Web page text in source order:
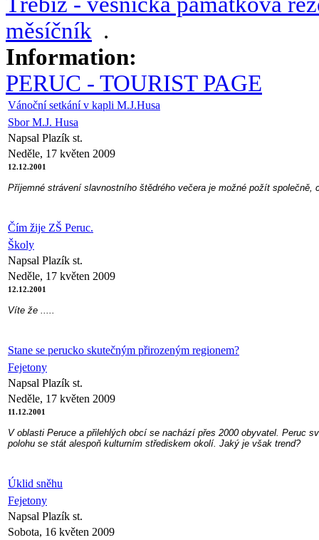
měsíčník .
Information:
PERUC - TOURIST PAGE
Vánoční setkání v kapli M.J.Husa
Sbor M.J. Husa
Napsal Plazík st.
Neděle, 17 květen 2009
12.12.2001
Příjemné strávení slavnostního štědrého večera je možné požít společně,
Čím žije ZŠ Peruc.
Školy
Napsal Plazík st.
Neděle, 17 květen 2009
12.12.2001
Víte že .....
Stane se perucko skutečným přirozeným regionem?
Fejetony
Napsal Plazík st.
Neděle, 17 květen 2009
11.12.2001
V oblasti Peruce a přilehlých obcí se nachází přes 2000 obyvatel. Peruc
polohu se stát alespoň kulturním střediskem okolí. Jaký je však trend?
Úklid sněhu
Fejetony
Napsal Plazík st.
Sobota, 16 květen 2009